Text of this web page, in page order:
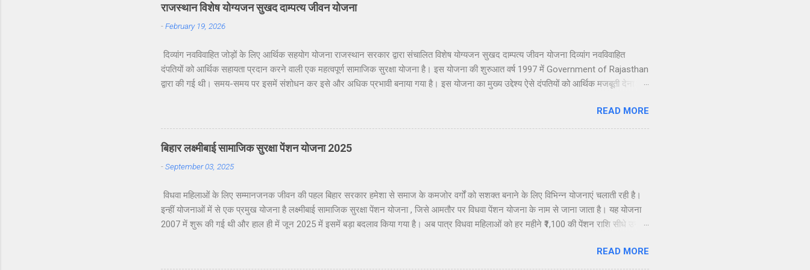
राजस्थान विशेष योग्यजन सुखद दाम्पत्य जीवन योजना
-February 19, 2026
दिव्यांग नवविवाहित जोड़ों के लिए आर्थिक सहयोग योजना राजस्थान सरकार द्वारा संचालित विशेष योग्यजन सुखद दाम्पत्य जीवन योजना दिव्यांग नवविवाहित
दंपतियों को आर्थिक सहायता प्रदान करने वाली एक महत्वपूर्ण सामाजिक सुरक्षा योजना है। इस योजना की शुरुआत वर्ष 1997 में Government of Rajasthan
द्वारा की गई थी। समय-समय पर इसमें संशोधन कर इसे और अधिक प्रभावी बनाया गया है। इस योजना का मुख्य उद्देश्य ऐसे दंपतियों को आर्थिक मजबूती देना है,
शुरुआत आत्मविश्वास और सम्मान के साथ कर सकें। योजना के मुख्य लाभ इस योजना के अंतर्गत पात्र दंपतियों को एकमुश्त आर्थिक सहायता प्रदान की जाती है:
✅ 40% या अधिक दिव्यांगता पर – ₹50,000 ✅ 80% या अधिक दिव्यांगता पर – ₹5,00,000 यह राशि सीधे लाभार्थी के आधार-लिंक्ड बैंक खाते में ट्रांसफर की
जाती है। पात्रता शर्तें आवेदन करने से पहले निम्न शर्तों को पूरा करना आवश्यक है: आवेदक राजस्थान का स्थायी निवासी हो। दूल...
READ MORE
बिहार लक्ष्मीबाई सामाजिक सुरक्षा पेंशन योजना 2025
-September 03, 2025
विधवा महिलाओं के लिए सम्मानजनक जीवन की पहल बिहार सरकार हमेशा से समाज के कमजोर वर्गों को सशक्त बनाने के लिए विभिन्न योजनाएं चलाती रही है।
इन्हीं योजनाओं में से एक प्रमुख योजना है लक्ष्मीबाई सामाजिक सुरक्षा पेंशन योजना , जिसे आमतौर पर विधवा पेंशन योजना के नाम से जाना जाता है। यह योजना
2007 में शुरू की गई थी और हाल ही में जून 2025 में इसमें बड़ा बदलाव किया गया है। अब पात्र विधवा महिलाओं को हर महीने ₹1,100 की पेंशन राशि सीधे उनके
करने की प्रक्रिया क्या है। बिहार लक्ष्मीबाई सामाजिक सुरक्षा पेंशन योजना का उद्देश्य किसी भी महिला के लिए विधवा होना एक कठिन परिस्थिति है। आर्थिक संकट
और सामाजिक चुनौतियों का सामना करना पड़ता है। इसी को ध्यान में रखते हुए बिहार सरकार ने इस योजना की शुरुआत की ताकि राज्य की विधवा महिलाओं को
READ MORE